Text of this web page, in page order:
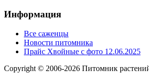
Информация
Все саженцы
Новости питомника
Прайс Хвойные с фото 12.06.2025
Copyright © 2006-2026 Питомник